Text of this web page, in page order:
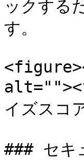
ックする
す。
イズス
### セキ